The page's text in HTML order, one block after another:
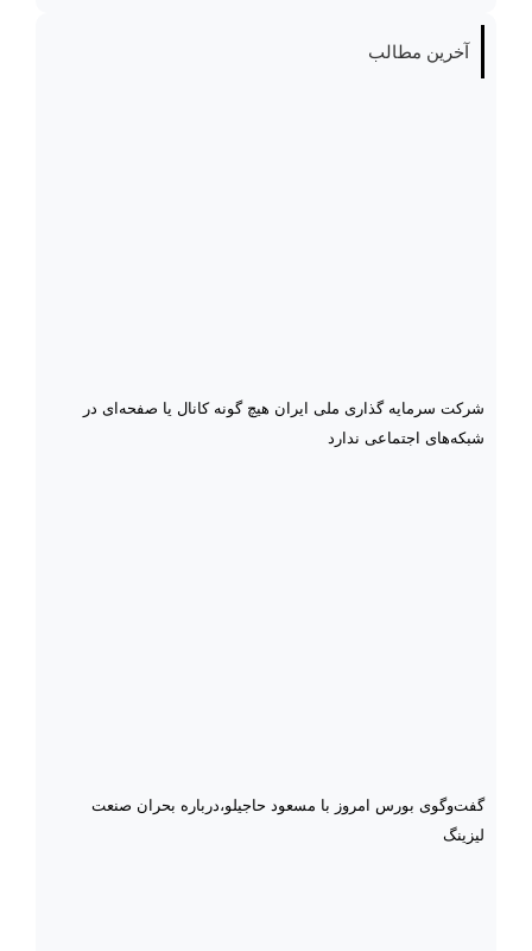
آخرین مطالب
شرکت سرمایه گذاری ملی ایران هیچ گونه کانال یا صفحه‌ای در
شبکه‌های اجتماعی ندارد
گفت‌وگوی بورس امروز با مسعود حاجیلو،درباره بحران صنعت
لیزینگ